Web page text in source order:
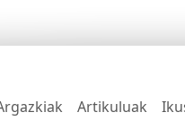
Artikuluak